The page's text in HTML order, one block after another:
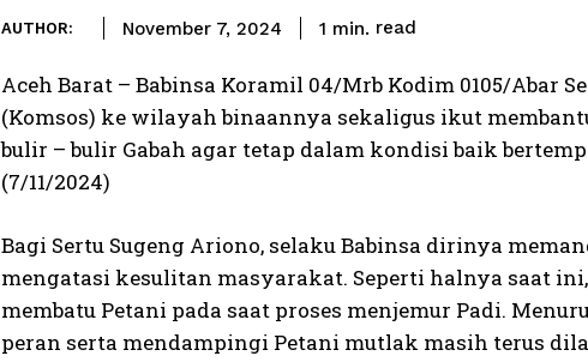
AUTHOR: November 7, 2024 1 min. read
Aceh Barat – Babinsa Koramil 04/Mrb Kodim 0105/Abar
(Komsos) ke wilayah binaannya sekaligus ikut
bulir – bulir Gabah agar tetap dalam kondisi baik
(7/11/2024)
Bagi Sertu Sugeng Ariono, selaku Babinsa dirinya
mengatasi kesulitan masyarakat. Seperti halnya saat
membatu Petani pada saat proses menjemur Padi.
peran serta mendampingi Petani mutlak masih terus